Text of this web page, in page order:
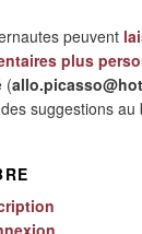
peuvent
plus
(
suggestions au